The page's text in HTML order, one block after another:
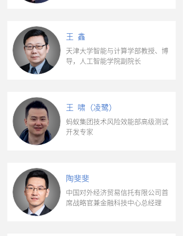
陶斐斐
中国对外经济贸易信托有限公司首
席战略官兼金融科技中心总经理
王 啸（凌鹭）
蚂蚁集团技术风险效能部高级测试
开发专家
王 鑫
天津大学智能与计算学部教授、博
导，人工智能学院副院长